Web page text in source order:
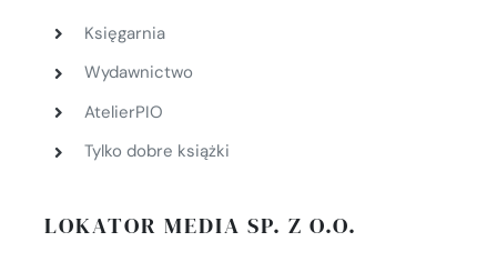
Księgarnia
Wydawnictwo
AtelierPIO
Tylko dobre książki
LOKATOR MEDIA SP. Z O.O.